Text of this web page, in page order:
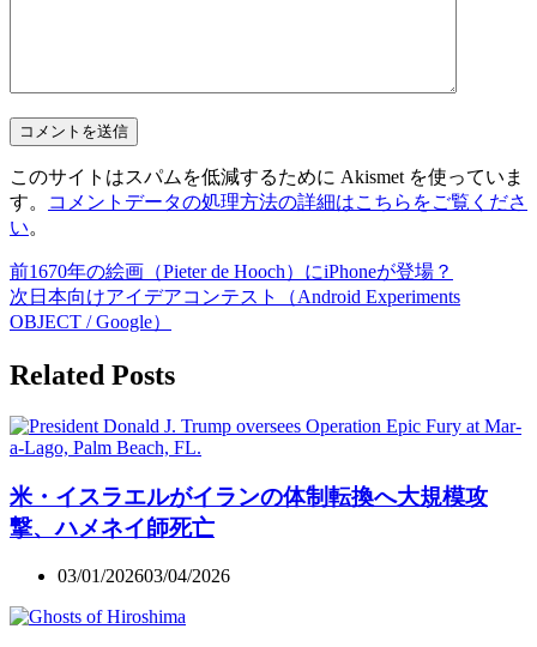
このサイトはスパムを低減するために Akismet を使っていま
す。
コメントデータの処理方法の詳細はこちらをご覧くださ
い。
前1670年の絵画（Pieter de Hooch）にiPhoneが登場？
次 日本向けアイデアコンテスト（Android Experiments
OBJECT / Google）
Related Posts
米・イスラエルがイランの体制転換へ大規模攻
撃、ハメネイ師死亡
03/01/202603/04/2026